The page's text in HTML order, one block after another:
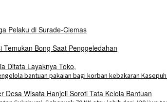
Pelaku di Surade-Ciemas
Bong Saat Penggeledahan
Ditata Layaknya Toko,
Wisata Hanjeli Soroti Tata Kelola Bantuan